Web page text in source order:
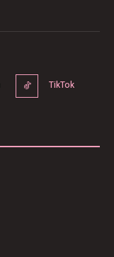
TikTok